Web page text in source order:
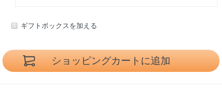
ギフトボックスを加える